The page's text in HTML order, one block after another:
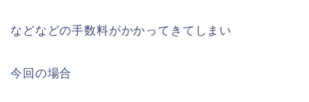
などなどの手数料がかかってきてしまい
今回の場合